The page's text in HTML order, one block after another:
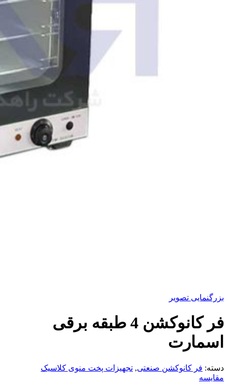
بزرگنمایی تصویر
فر کانوکشن 4 طبقه برقی
اسمارت
دسته: فر کانوکشن صنعتی, تجهیزات پخت منوی کلاسیک
مقایسه